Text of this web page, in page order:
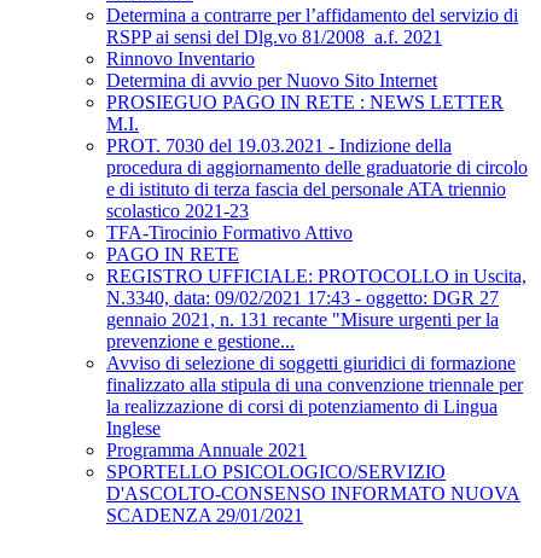
Determina a contrarre per l’affidamento del servizio di
RSPP ai sensi del Dlg.vo 81/2008_a.f. 2021
Rinnovo Inventario
Determina di avvio per Nuovo Sito Internet
PROSIEGUO PAGO IN RETE : NEWS LETTER
M.I.
PROT. 7030 del 19.03.2021 - Indizione della
procedura di aggiornamento delle graduatorie di circolo
e di istituto di terza fascia del personale ATA triennio
scolastico 2021-23
TFA-Tirocinio Formativo Attivo
PAGO IN RETE
REGISTRO UFFICIALE: PROTOCOLLO in Uscita,
N.3340, data: 09/02/2021 17:43 - oggetto: DGR 27
gennaio 2021, n. 131 recante "Misure urgenti per la
prevenzione e gestione...
Avviso di selezione di soggetti giuridici di formazione
finalizzato alla stipula di una convenzione triennale per
la realizzazione di corsi di potenziamento di Lingua
Inglese
Programma Annuale 2021
SPORTELLO PSICOLOGICO/SERVIZIO
D'ASCOLTO-CONSENSO INFORMATO NUOVA
SCADENZA 29/01/2021